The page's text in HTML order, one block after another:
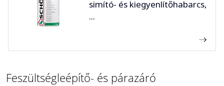
simító- és kiegyenlítőhabarcs,
...
Feszültségleépítő- és párazáró